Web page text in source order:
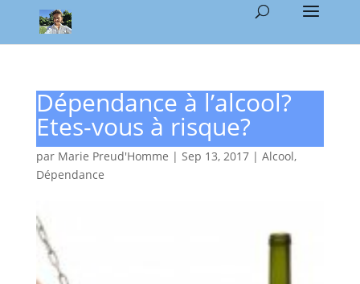
Dépendance à l’alcool?
Etes-vous à risque?
par Marie Preud'Homme | Sep 13, 2017| Alcool,
Dépendance